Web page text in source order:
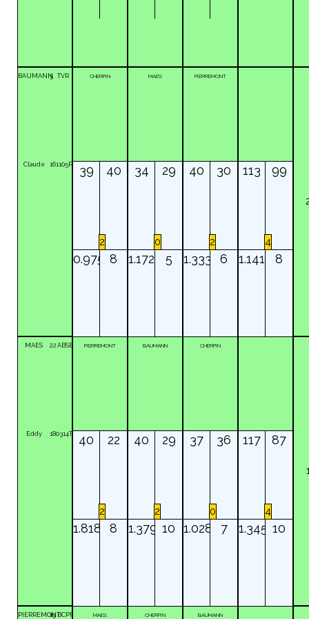
BAUMANN
5 TVR
Claude 161105P
CHERPIN
39 40
0.975 8
2
MAES
34 29
1.172 5
0
PIERREMONT
40 30
1.333 6
2
113 99
1.141 8
4
MAES 22 ABSE
Eddy 180314T
PIERREMONT
40 22
1.818 8
2
BAUMANN
40 29
1.379 10
2
CHERPIN
37 36
1.028 7
0
117 87
1.345 10
4
PIERREMONT
19BCPF MAES CHERPIN BAUMANN